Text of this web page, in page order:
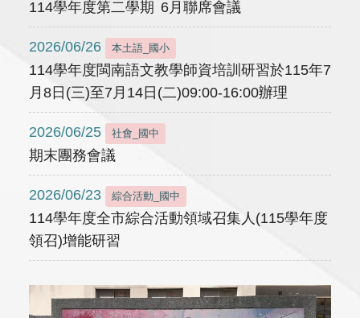
114學年度第二學期 6月聯席會議
2026/06/26 本土語_國小
114學年度閩南語文教學師資培訓研習於115年7
月8日(三)至7月14日(二)09:00-16:00辦理
2026/06/25 社會_國中
期末團務會議
2026/06/23 綜合活動_國中
114學年度全市綜合活動領域召集人(115學年度
領召)增能研習